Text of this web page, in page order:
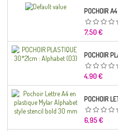
Prix
7,50 €
Prix
4,90 €
Prix
6,95 €